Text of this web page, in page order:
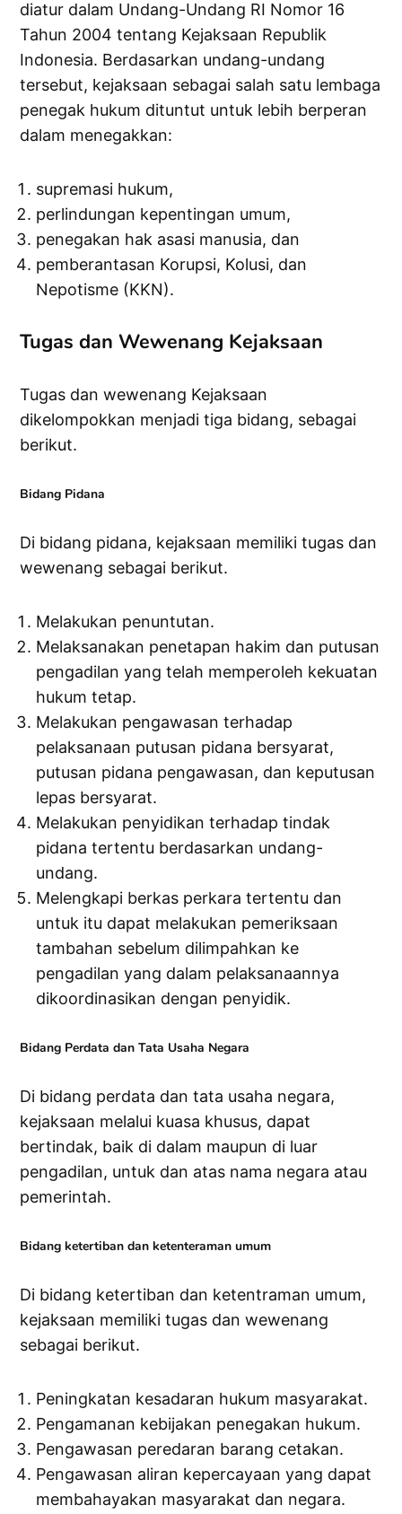
diatur dalam Undang-Undang RI Nomor 16
Tahun 2004 tentang Kejaksaan Republik
Indonesia. Berdasarkan undang-undang
tersebut, kejaksaan sebagai salah satu lembaga
penegak hukum dituntut untuk lebih berperan
dalam menegakkan:
supremasi hukum,
perlindungan kepentingan umum,
penegakan hak asasi manusia, dan
pemberantasan Korupsi, Kolusi, dan
Nepotisme (KKN).
Tugas dan Wewenang Kejaksaan
Tugas dan wewenang Kejaksaan
dikelompokkan menjadi tiga bidang, sebagai
berikut.
Bidang Pidana
Di bidang pidana, kejaksaan memiliki tugas dan
wewenang sebagai berikut.
Melakukan penuntutan.
Melaksanakan penetapan hakim dan putusan
pengadilan yang telah memperoleh kekuatan
hukum tetap.
Melakukan pengawasan terhadap
pelaksanaan putusan pidana bersyarat,
putusan pidana pengawasan, dan keputusan
lepas bersyarat.
Melakukan penyidikan terhadap tindak
pidana tertentu berdasarkan undang-
undang.
Melengkapi berkas perkara tertentu dan
untuk itu dapat melakukan pemeriksaan
tambahan sebelum dilimpahkan ke
pengadilan yang dalam pelaksanaannya
dikoordinasikan dengan penyidik.
Bidang Perdata dan Tata Usaha Negara
Di bidang perdata dan tata usaha negara,
kejaksaan melalui kuasa khusus, dapat
bertindak, baik di dalam maupun di luar
pengadilan, untuk dan atas nama negara atau
pemerintah.
Bidang ketertiban dan ketenteraman umum
Di bidang ketertiban dan ketentraman umum,
kejaksaan memiliki tugas dan wewenang
sebagai berikut.
Peningkatan kesadaran hukum masyarakat.
Pengamanan kebijakan penegakan hukum.
Pengawasan peredaran barang cetakan.
Pengawasan aliran kepercayaan yang dapat
membahayakan masyarakat dan negara.